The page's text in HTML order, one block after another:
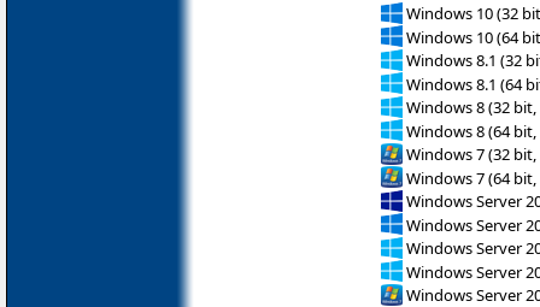
Windows 10 (32
Windows 10 (64
Windows 8.1 (32
Windows 8.1 (64
Windows 8 (32 bit,
Windows 8 (64 bit,
Windows 7 (32 bit,
Windows 7 (64 bit,
Windows Server
Windows Server
Windows Server
Windows Server
Windows Server